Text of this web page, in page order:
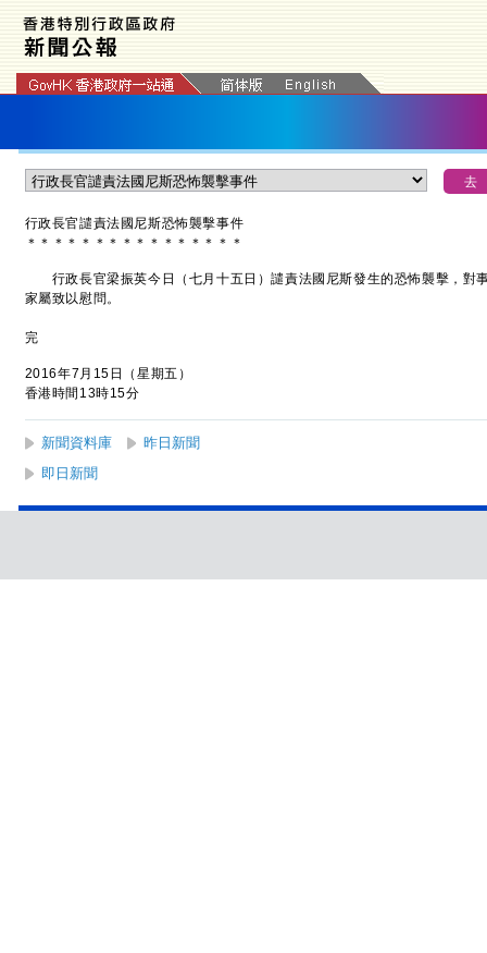
行政長官譴責法國尼斯恐怖襲擊事件
＊ ＊ ＊ ＊ ＊ ＊ ＊ ＊ ＊ ＊ ＊ ＊ ＊ ＊ ＊ ＊
行政長官梁振英今日（七月十五日）譴責法國尼斯發生的恐怖襲擊，對
家屬致以慰問。
完
2016年7月15日（星期五）
香港時間13時15分
新聞資料庫
昨日新聞
即日新聞